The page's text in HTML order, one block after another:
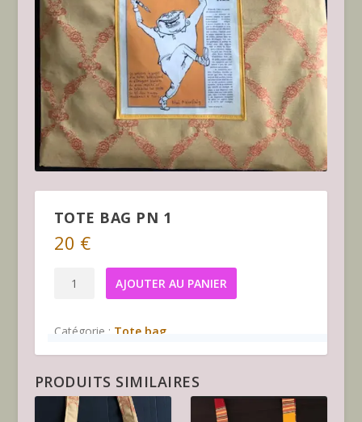
TOTE BAG PN 1
20 €
quantité
bag
AJOUTER AU PANIER
Catégorie : Tote bag
PRODUITS SIMILAIRES